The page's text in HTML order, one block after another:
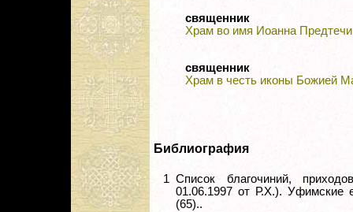
священник
Храм во имя Иоанна Предтечи
священник
Храм в честь иконы Божией
Библиография
1 Список благочиний,
01.06.1997 от Р.Х.).
(65)..